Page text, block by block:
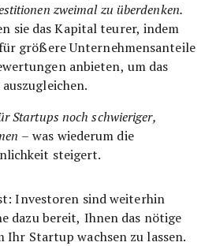
zweimal zu überdenken.
sie das Kapital teurer, indem
größere Unternehmensanteile
anbieten, um das
Startups noch schwieriger,
– was wiederum die
steigert.
Investoren sind weiterhin
dazu bereit, Ihnen das nötige
Ihr Startup wachsen zu lassen.